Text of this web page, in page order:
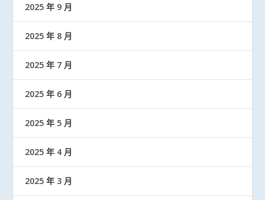
2025 年 9 月
2025 年 8 月
2025 年 7 月
2025 年 6 月
2025 年 5 月
2025 年 4 月
2025 年 3 月